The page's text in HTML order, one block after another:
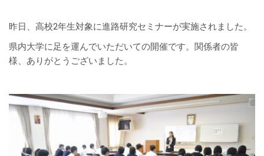
昨日、高校2年生対象に進路研究セミナーが実施されました。
県内大学に足を運んでいただいての開催です。関係者の皆
様、ありがとうございました。